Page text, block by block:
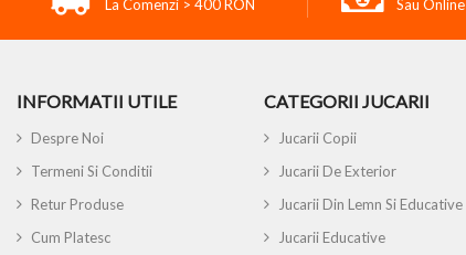
La Comenzi > 400 RON
Sau Online
INFORMATII UTILE
Despre Noi
Termeni Si Conditii
Retur Produse
Cum Platesc
CATEGORII JUCARII
Jucarii Copii
Jucarii De Exterior
Jucarii Din Lemn Si Educative
Jucarii Educative